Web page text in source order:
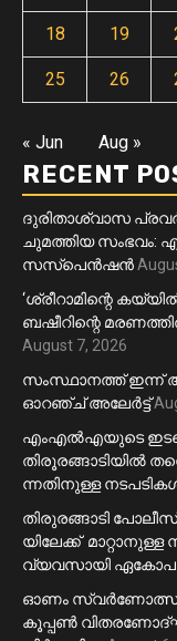
18 19
25 26
« Jun Aug »
RECENT
ദുരിതാശ്വാസ
ചുമത്തിയ സംഭവം:
സസ്പെൻഷൻ
‘ശ്രീറാമിന്റെ
ബഷീറിന്റെ
August 7, 2026
സംസ്ഥാനത്ത് ഇന്ന്
ഓറഞ്ച് അലേര്‍ട്ട്
എംഎൽഎയുടെ
തിരൂരങ്ങാടിയിൽ
ന്നതിനുള്ള
തിരുരങ്ങാടി
യിലേക്ക് മാറ്റാനുള്ള
വ്യവസായി
ഓണം സ്വർണോത്സവം
കൂപ്പൺ